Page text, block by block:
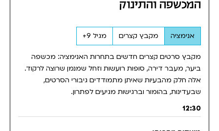
המכשפה והתינוק
אנימציה מקבץ קצרים מגיל 9+
מקבץ סרטים קצרים חדשים בתחרות האנימציה: מכשפה
ביער, מעבר דירה, סופות רועשות וזחל שמנמן שרוצה לרקוד.
אלה חלק מהבעיות שאיתן מתמודדים גיבורי הסרטים,
שבעדינות, בהומור וברגישות מגיעים לפתרון.
12:30